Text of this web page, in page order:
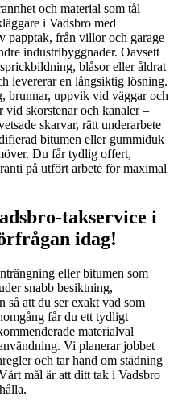
och material som tål
i Vadsbro med
papptak, från villor och garage
industribyggnader. Oavsett
blåsor eller åldrat
levererar en långsiktig lösning.
brunnar, uppvik vid väggar och
skorstenar och kanaler –
skarvar, rätt underarbete
bitumen eller gummiduk
Du får tydlig offert,
på utfört arbete för maximal
takservice i
idag!
eller bitumen som
snabb besiktning,
att du ser exakt vad som
får du ett tydligt
materialval
Vi planerar jobbet
och tar hand om städning
mål är att ditt tak i Vadsbro